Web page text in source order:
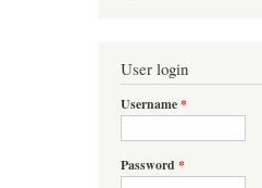
User login
Username*
Password *